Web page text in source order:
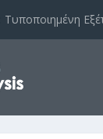
Τυποποιημένη